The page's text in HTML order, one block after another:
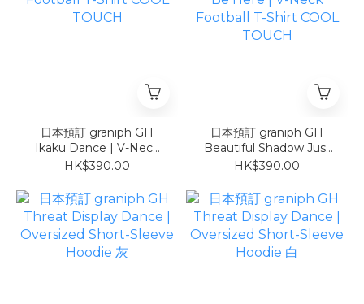
日本預訂 graniph GH
Ikaku Dance | V-Neck
Football T-Shirt COOL
HK$390.00
日本預訂 graniph GH
Beautiful Shadow Just
Be Here | V-Neck
TOUCH
HK$390.00